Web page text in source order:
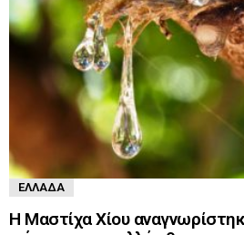
ΕΛΛΆΔΑ
Η Μαστίχα Χίου